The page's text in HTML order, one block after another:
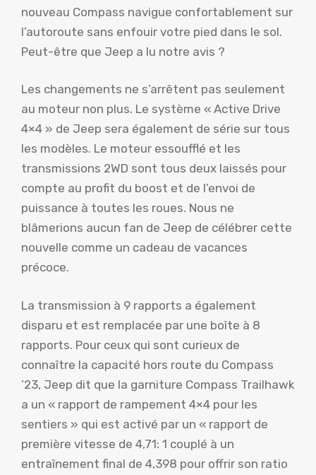
nouveau Compass navigue confortablement sur
l’autoroute sans enfouir votre pied dans le sol.
Peut-être que Jeep a lu notre avis ?
Les changements ne s’arrêtent pas seulement
au moteur non plus. Le système « Active Drive
4×4 » de Jeep sera également de série sur tous
les modèles. Le moteur essoufflé et les
transmissions 2WD sont tous deux laissés pour
compte au profit du boost et de l’envoi de
puissance à toutes les roues. Nous ne
blâmerions aucun fan de Jeep de célébrer cette
nouvelle comme un cadeau de vacances
précoce.
La transmission à 9 rapports a également
disparu et est remplacée par une boîte à 8
rapports. Pour ceux qui sont curieux de
connaître la capacité hors route du Compass
’23, Jeep dit que la garniture Compass Trailhawk
a un « rapport de rampement 4×4 pour les
sentiers » qui est activé par un « rapport de
première vitesse de 4,71: 1 couplé à un
entraînement final de 4,398 pour offrir son ratio